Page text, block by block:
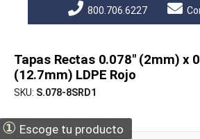
800.706.6227
Tapas Rectas 0.078" (2mm) x
(12.7mm) LDPE Rojo
SKU S.078-8SRD1
① Escoge tu producto